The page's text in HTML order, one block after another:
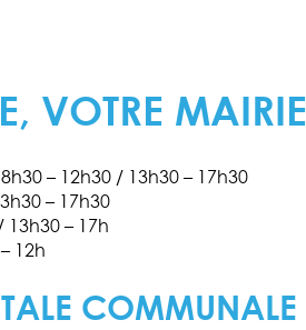
VOTRE MAIRIE
– 12h30 / 13h30 – 17h30
– 17h30
13h30 – 17h
12h
COMMUNALE